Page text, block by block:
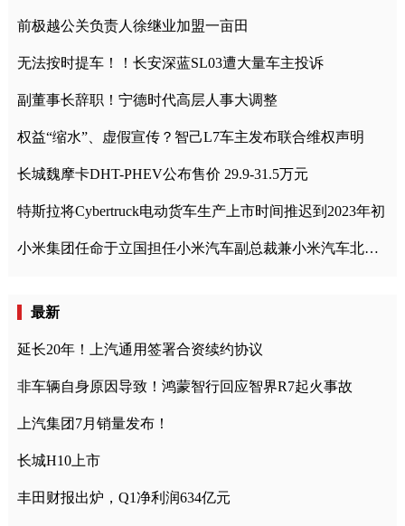
前极越公关负责人徐继业加盟一亩田
无法按时提车！！长安深蓝SL03遭大量车主投诉
副董事长辞职！宁德时代高层人事大调整
权益“缩水”、虚假宣传？智己L7车主发布联合维权声明
长城魏摩卡DHT-PHEV公布售价 29.9-31.5万元
特斯拉将Cybertruck电动货车生产上市时间推迟到2023年初
小米集团任命于立国担任小米汽车副总裁兼小米汽车北京总部政委
最新
延长20年！上汽通用签署合资续约协议
非车辆自身原因导致！鸿蒙智行回应智界R7起火事故
上汽集团7月销量发布！
长城H10上市
丰田财报出炉，Q1净利润634亿元